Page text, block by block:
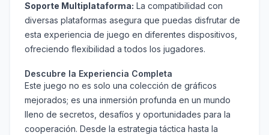
Soporte Multiplataforma: La compatibilidad con
diversas plataformas asegura que puedas disfrutar de
esta experiencia de juego en diferentes dispositivos,
ofreciendo flexibilidad a todos los jugadores.
Descubre la Experiencia Completa
Este juego no es solo una colección de gráficos
mejorados; es una inmersión profunda en un mundo
lleno de secretos, desafíos y oportunidades para la
cooperación. Desde la estrategia táctica hasta la